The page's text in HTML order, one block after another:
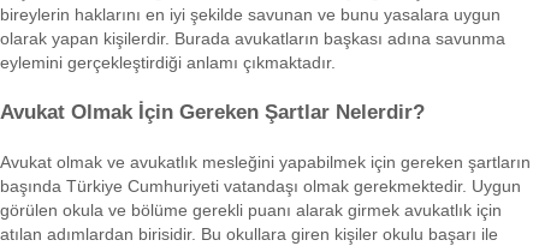
bireylerin haklarını en iyi şekilde savunan ve bunu yasalara uygun
olarak yapan kişilerdir. Burada avukatların başkası adına savunma
eylemini gerçekleştirdiği anlamı çıkmaktadır.
Avukat Olmak İçin Gereken Şartlar Nelerdir?
Avukat olmak ve avukatlık mesleğini yapabilmek için gereken şartların
başında Türkiye Cumhuriyeti vatandaşı olmak gerekmektedir. Uygun
görülen okula ve bölüme gerekli puanı alarak girmek avukatlık için
atılan adımlardan birisidir. Bu okullara giren kişiler okulu başarı ile